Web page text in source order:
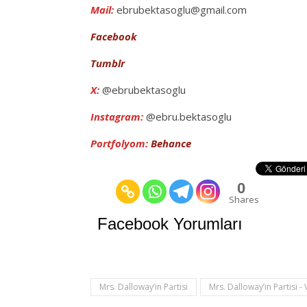
Mail: ebrubektasoglu@gmail.com
Facebook
Tumblr
X: @ebrubektasoglu
Instagram: @ebru.bektasoglu
Portfolyom: Behance
0
Shares
Facebook Yorumları
Mrs. Dalloway’in Partisi Mrs. Dalloway’in Partisi